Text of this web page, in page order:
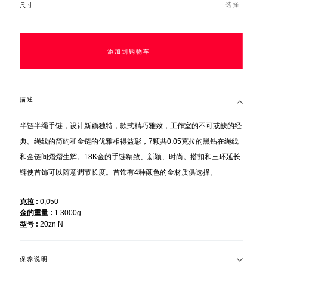
尺寸 选择
添加到购物车
描述
半链半绳手链，设计新颖独特，款式精巧雅致，工作室的不可或缺的经
典。绳线的简约和金链的优雅相得益彰，7颗共0.05克拉的黑钻在绳线
和金链间熠熠生辉。18K金的手链精致、新颖、时尚。搭扣和三环延长
链使首饰可以随意调节长度。首饰有4种颜色的金材质供选择。
克拉
0,050
金的重量
1.3000g
型号
20zn N
保养说明